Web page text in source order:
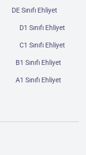
DE Sınıfı Ehliyet
D1 Sınıfı Ehliyet
C1 Sınıfı Ehliyet
B1 Sınıfı Ehliyet
A1 Sınıfı Ehliyet